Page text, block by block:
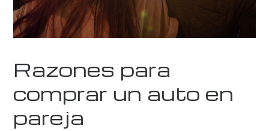
Razones para
comprar un auto en
pareja